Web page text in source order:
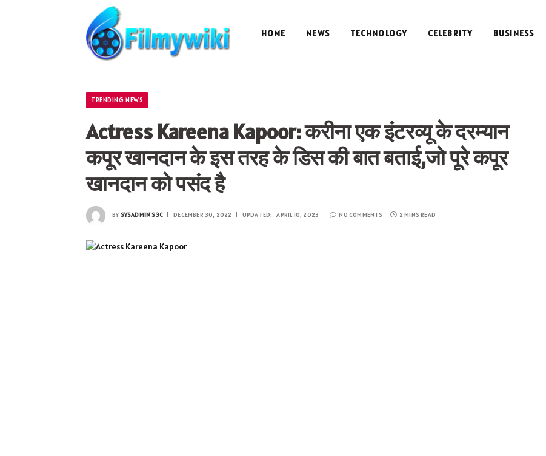
HOME NEWS TECHNOLOGY CELEBRITY BUSINESS
TRENDING NEWS
Actress Kareena Kapoor: करीना एक इंटरव्यू के दरम्यान
कपूर खानदान के इस तरह के डिस की बात बताई,जो पूरे कपूर
खानदान को पसंद है
BY SYSADMIN S3C DECEMBER 30, 2022 UPDATED: APRIL 10, 2023 NO COMMENTS 2 MINS READ